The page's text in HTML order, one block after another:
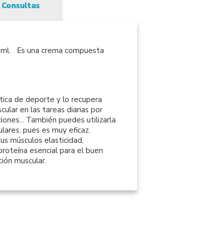
Consultas
Es una crema compuesta
de deporte y lo recupera
en las tareas diarias por
También puedes utilizarla
pues es muy eficaz.
músculos elasticidad,
esencial para el buen
muscular.